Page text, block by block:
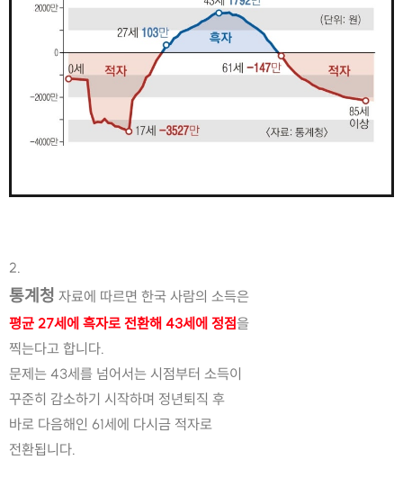
2.
통계청 자료에 따르면 한국 사람의 소득은
평균 27세에 흑자로 전환해 43세에 정점을
찍는다고 합니다.
문제는 43세를 넘어서는 시점부터 소득이
꾸준히 감소하기 시작하며 정년퇴직 후
바로 다음해인 61세에 다시금 적자로
전환됩니다.